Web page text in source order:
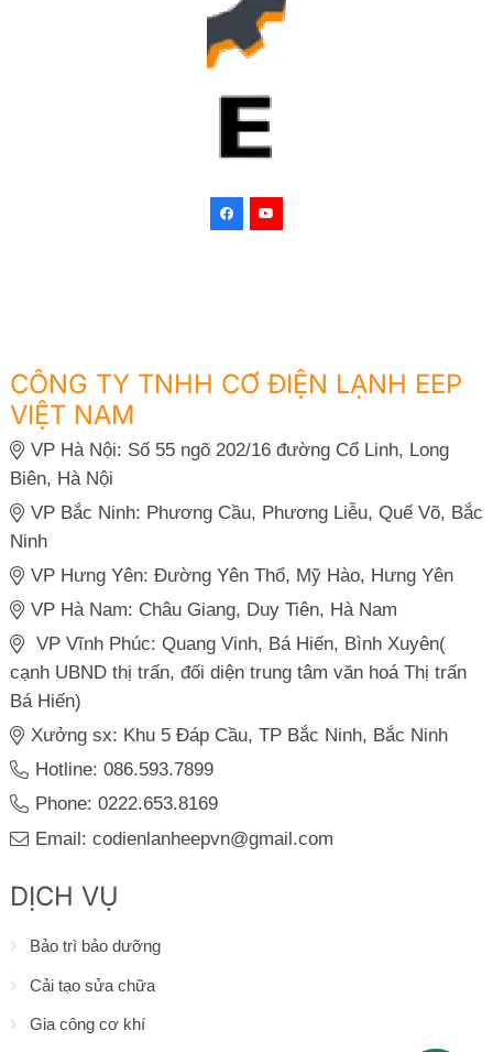
CÔNG TY TNHH CƠ ĐIỆN LẠNH EEP
VIỆT NAM
VP Hà Nội: Số 55 ngõ 202/16 đường Cổ Linh, Long
Biên, Hà Nội
VP Bắc Ninh: Phương Cầu, Phương Liễu, Quế Võ, Bắc
Ninh
VP Hưng Yên: Đường Yên Thổ, Mỹ Hào, Hưng Yên
VP Hà Nam: Châu Giang, Duy Tiên, Hà Nam
VP Vĩnh Phúc: Quang Vinh, Bá Hiến, Bình Xuyên(
cạnh UBND thị trấn, đối diện trung tâm văn hoá Thị trấn
Bá Hiến)
Xưởng sx: Khu 5 Đáp Cầu, TP Bắc Ninh, Bắc Ninh
Hotline: 086.593.7899
Phone: 0222.653.8169
Email: codienlanheepvn@gmail.com
DỊCH VỤ
Bảo trì bảo dưỡng
Cải tạo sửa chữa
Gia công cơ khí